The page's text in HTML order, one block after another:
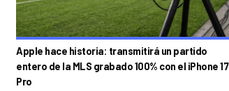
Apple hace historia: transmitirá un partido
entero de la MLS grabado 100% con el iPhone 17
Pro